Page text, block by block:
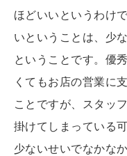
ほどいいというわけ
いということは、少
ということです。優
くてもお店の営業に
ことですが、スタッ
掛けてしまっている
少ないせいでなかな